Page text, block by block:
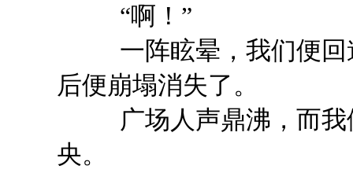
“啊！”
一阵眩晕，我们便回
后便崩塌消失了。
广场人声鼎沸，而我
央。